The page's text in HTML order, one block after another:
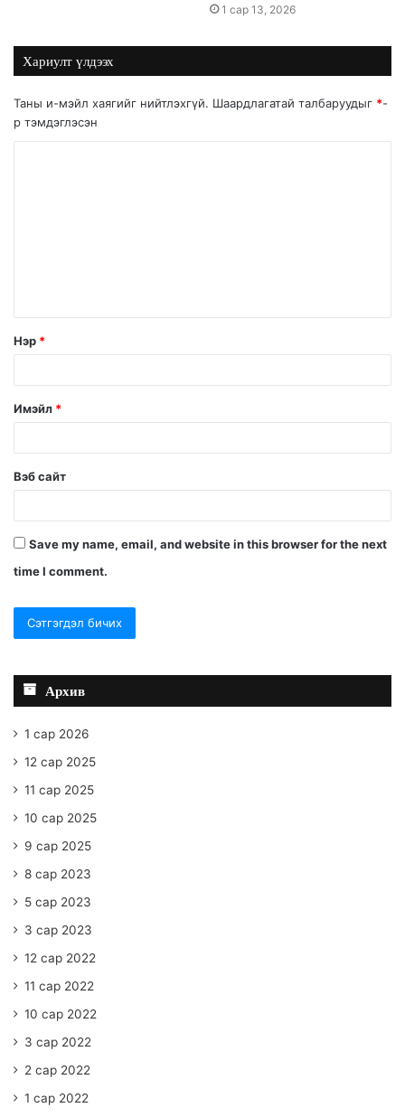
1 сар 13, 2026
Хариулт үлдээх
Таны и-мэйл хаягийг нийтлэхгүй. Шаардлагатай талбаруудыг *-
р тэмдэглэсэн
Нэр *
Имэйл *
Вэб сайт
Save my name, email, and website in this browser for the next
time I comment.
Архив
1 сар 2026
12 сар 2025
11 сар 2025
10 сар 2025
9 сар 2025
8 сар 2023
5 сар 2023
3 сар 2023
12 сар 2022
11 сар 2022
10 сар 2022
3 сар 2022
2 сар 2022
1 сар 2022